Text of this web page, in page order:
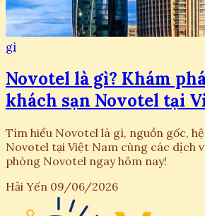
gì
Novotel là gì? Khám
khách sạn Novotel tại
Tìm hiểu Novotel là gì, nguồn gốc,
Novotel tại Việt Nam cùng các dịch
phòng Novotel ngay hôm nay!
Hải Yến 09/06/2026